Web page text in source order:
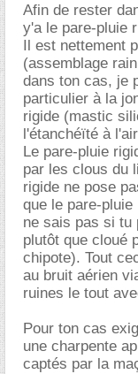
Afin de rester
y'a le pare-pluie
Il est nettement
(assemblage
dans ton cas, je
particulier à la
rigide (mastic
l'étanchéïté à
Le pare-pluie
par les clous du
rigide ne pose
que le pare-
ne sais pas si tu
plutôt que cloué
chipote). Tout
au bruit aérien
ruines le tout
Pour ton cas
une charpente
captés par la